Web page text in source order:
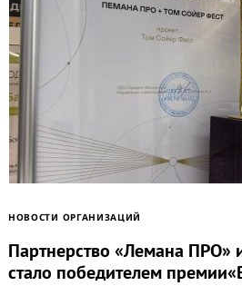
НОВОСТИ ОРГАНИЗАЦИЙ
Партнерство «Лемана ПРО»
стало победителем